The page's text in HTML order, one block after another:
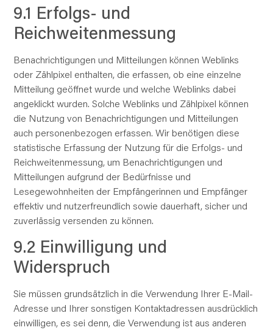
9.1 Erfolgs- und
Reichweitenmessung
Benachrichtigungen und Mitteilungen können Weblinks
oder Zählpixel enthalten, die erfassen, ob eine einzelne
Mitteilung geöffnet wurde und welche Weblinks dabei
angeklickt wurden. Solche Weblinks und Zählpixel können
die Nutzung von Benachrichtigungen und Mitteilungen
auch personenbezogen erfassen. Wir benötigen diese
statistische Erfassung der Nutzung für die Erfolgs- und
Reichweitenmessung, um Benachrichtigungen und
Mitteilungen aufgrund der Bedürfnisse und
Lesegewohnheiten der Empfängerinnen und Empfänger
effektiv und nutzerfreundlich sowie dauerhaft, sicher und
zuverlässig versenden zu können.
9.2 Einwilligung und
Widerspruch
Sie müssen grundsätzlich in die Verwendung Ihrer E-Mail-
Adresse und Ihrer sonstigen Kontaktadressen ausdrücklich
einwilligen, es sei denn, die Verwendung ist aus anderen